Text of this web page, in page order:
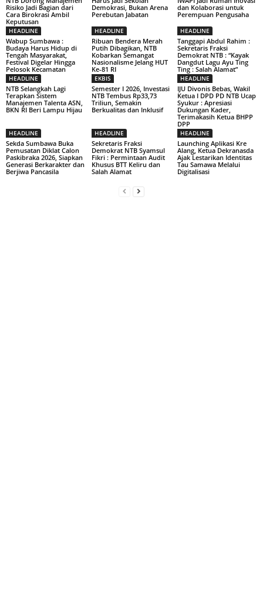
Risiko Jadi Bagian dari
Cara Birokrasi Ambil
Keputusan
Demokrasi, Bukan Arena
Perebutan Jabatan
dan Kolaborasi untuk
Perempuan Pengusaha
HEADLINE
Wabup Sumbawa :
Budaya Harus Hidup di
Tengah Masyarakat,
Festival Digelar Hingga
Pelosok Kecamatan
HEADLINE
Ribuan Bendera Merah
Putih Dibagikan, NTB
Kobarkan Semangat
Nasionalisme Jelang HUT
Ke-81 RI
HEADLINE
Tanggapi Abdul Rahim :
Sekretaris Fraksi
Demokrat NTB : “Kayak
Dangdut Lagu Ayu Ting
Ting : Salah Alamat”
HEADLINE
NTB Selangkah Lagi
Terapkan Sistem
Manajemen Talenta ASN,
BKN RI Beri Lampu Hijau
EKBIS
Semester I 2026, Investasi
NTB Tembus Rp33,73
Triliun, Semakin
Berkualitas dan Inklusif
HEADLINE
IJU Divonis Bebas, Wakil
Ketua I DPD PD NTB Ucap
Syukur : Apresiasi
Dukungan Kader,
Terimakasih Ketua BHPP
DPP
HEADLINE
Sekda Sumbawa Buka
Pemusatan Diklat Calon
Paskibraka 2026, Siapkan
Generasi Berkarakter dan
Berjiwa Pancasila
HEADLINE
Sekretaris Fraksi
Demokrat NTB Syamsul
Fikri : Permintaan Audit
Khusus BTT Keliru dan
Salah Alamat
HEADLINE
Launching Aplikasi Kre
Alang, Ketua Dekranasda
Ajak Lestarikan Identitas
Tau Samawa Melalui
Digitalisasi